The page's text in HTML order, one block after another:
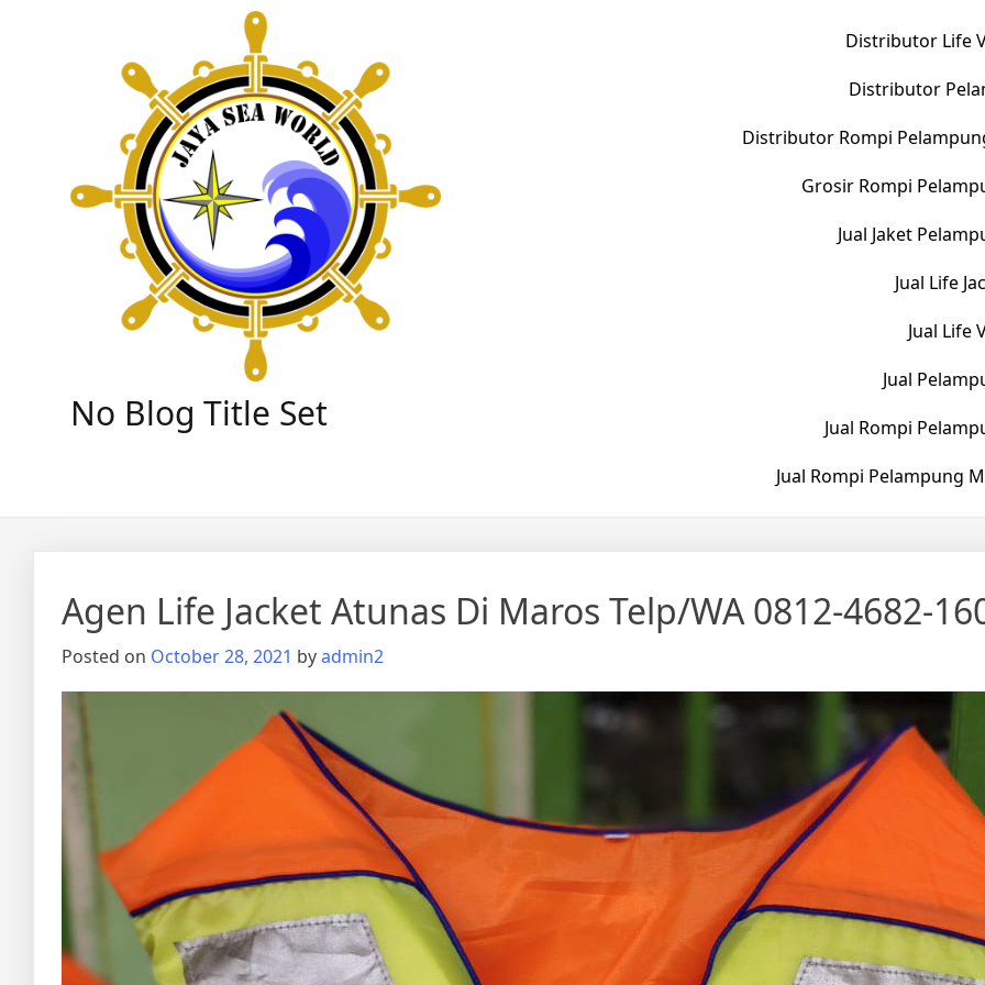
No Blog Title Set
Distributor Life
Distributor
Distributor Rompi
Grosir Rompi
Jual Jaket
Jual Life
Jual Life
Jual
Jual Rompi
Jual Rompi Pelampung
Agen Life Jacket Atunas Di Maros Telp/WA 0812-4682-
Posted on October 28, 2021 byadmin2